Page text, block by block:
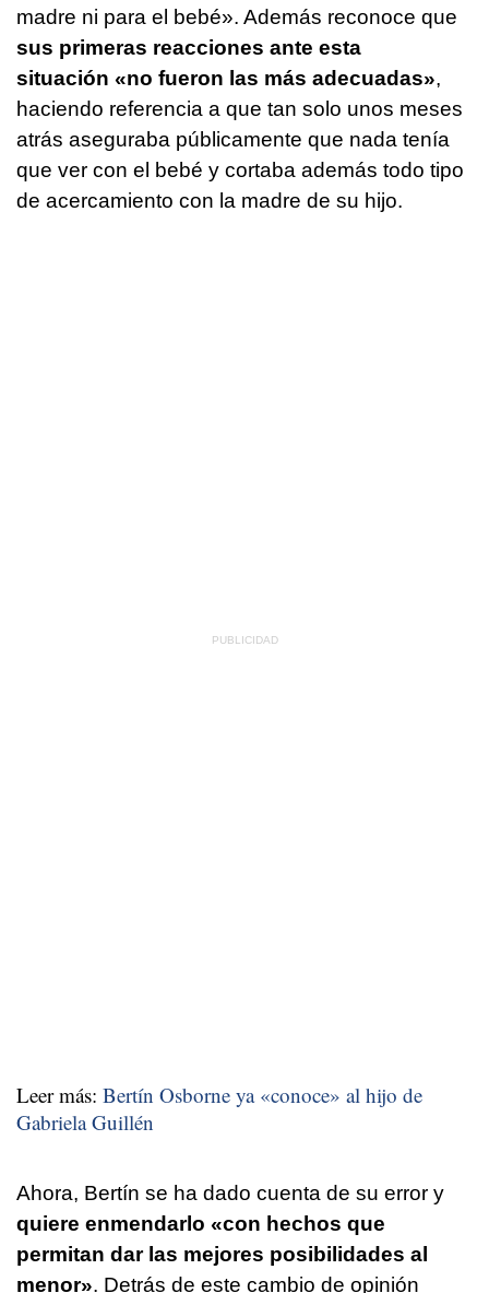
madre ni para el bebé». Además reconoce que
sus primeras reacciones ante esta
situación «no fueron las más adecuadas»,
haciendo referencia a que tan solo unos meses
atrás aseguraba públicamente que nada tenía
que ver con el bebé y cortaba además todo tipo
de acercamiento con la madre de su hijo.
Leer más: Bertín Osborne ya «conoce» al hijo de
Gabriela Guillén
Ahora, Bertín se ha dado cuenta de su error y
quiere enmendarlo «con hechos que
permitan dar las mejores posibilidades al
menor». Detrás de este cambio de opinión